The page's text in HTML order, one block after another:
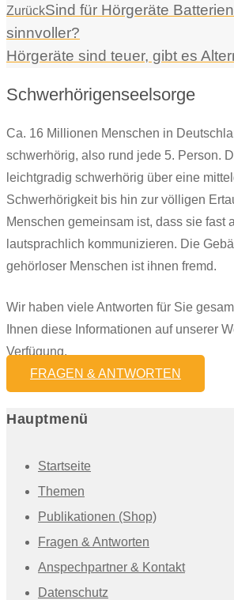
ZurückSind für Hörgeräte
sinnvoller?
Hörgeräte sind teuer, gibt es
Schwerhörigenseelsorge
Ca. 16 Millionen Menschen in
schwerhörig, also rund jede 5. Person.
leichtgradig schwerhörig über eine
Schwerhörigkeit bis hin zur völligen
Menschen gemeinsam ist, dass sie fast
lautsprachlich kommunizieren. Die
gehörloser Menschen ist ihnen fremd.
Wir haben viele Antworten für Sie
Ihnen diese Informationen auf unserer
Verfügung.
FRAGEN & ANTWORTEN
Hauptmenü
Startseite
Themen
Publikationen (Shop)
Fragen & Antworten
Anspechpartner & Kontakt
Datenschutz